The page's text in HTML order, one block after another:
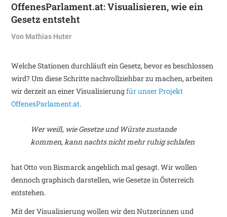
OffenesParlament.at: Visualisieren, wie ein
Gesetz entsteht
Von Mathias Huter
Welche Stationen durchläuft ein Gesetz, bevor es beschlossen
wird? Um diese Schritte nachvollziehbar zu machen, arbeiten
wir derzeit an einer Visualisierungfür unser Projekt
OffenesParlament.at.
Wer weiß, wie Gesetze und Würste zustande
kommen, kann nachts nicht mehr ruhig schlafen
hat Otto von Bismarck angeblich mal gesagt. Wir wollen
dennoch graphisch darstellen, wie Gesetze in Österreich
entstehen.
Mit der Visualisierung wollen wir den Nutzerinnen und